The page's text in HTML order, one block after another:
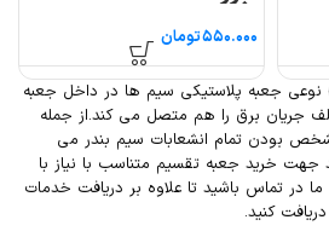
تومان
جعبه پلاستیکی سیم ها در داخل جعبه
جریان برق را هم متصل می کند.از جمله
بودن تمام انشعابات سیم بندر می
جهت خرید جعبه تقسیم متناسب با نیاز با
در تماس باشید تا علاوه بر دریافت خدمات
کنید.